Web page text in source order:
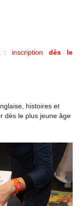
: inscriptiondès le
histoires et
dès le plus jeune âge